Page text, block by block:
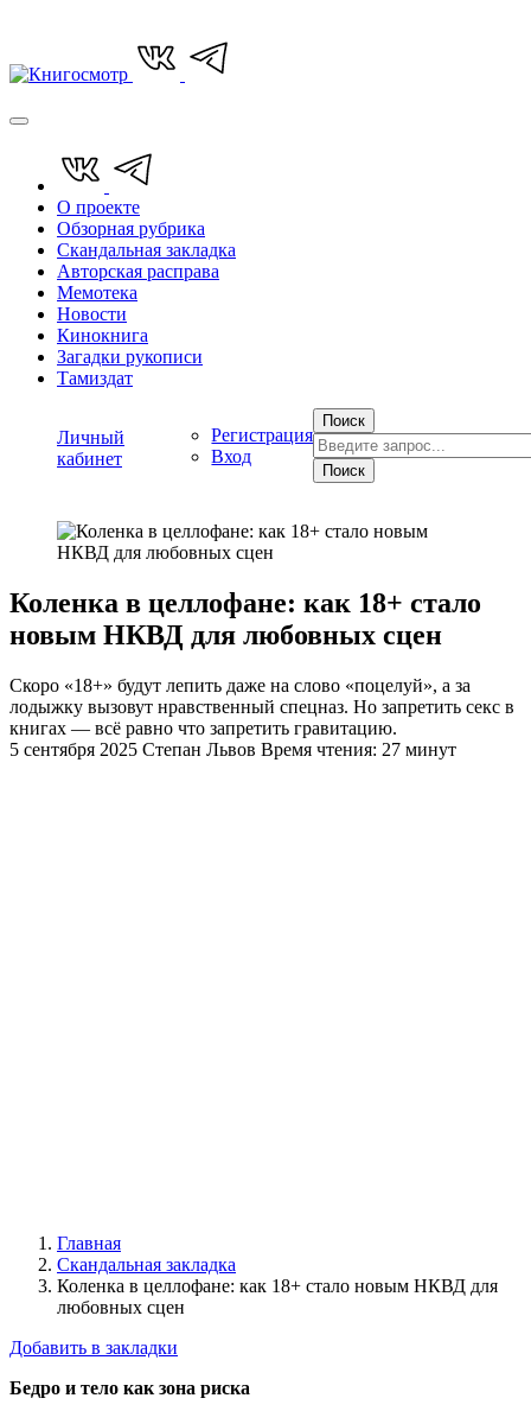
О проекте
Обзорная рубрика
Скандальная закладка
Авторская расправа
Мемотека
Новости
Кинокнига
Загадки рукописи
Тамиздат
Личный
кабинет
Регистрация
Вход
Поиск
Поиск
Коленка в целлофане: как 18+ стало
новым НКВД для любовных сцен
Скоро «18+» будут лепить даже на слово «поцелуй», а за
лодыжку вызовут нравственный спецназ. Но запретить секс в
книгах — всё равно что запретить гравитацию.
5 сентября 2025 Степан Львов Время чтения: 27 минут
Главная
Скандальная закладка
Коленка в целлофане: как 18+ стало новым НКВД для
любовных сцен
Добавить в закладки
Бедро и тело как зона риска